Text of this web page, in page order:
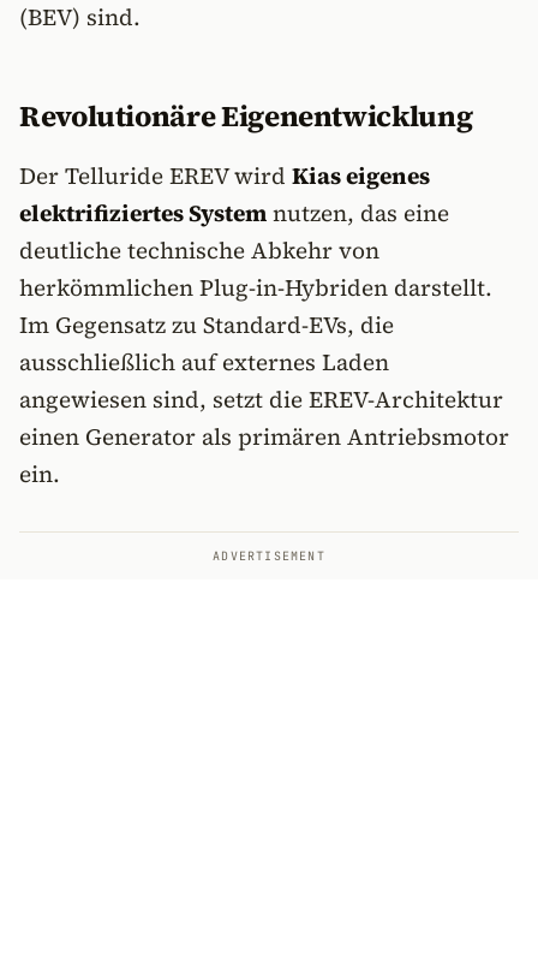
(BEV) sind.
Revolutionäre Eigenentwicklung
Der Telluride EREV wird Kias eigenes
elektrifiziertes Systemnutzen, das eine
deutliche technische Abkehr von
herkömmlichen Plug-in-Hybriden darstellt.
Im Gegensatz zu Standard-EVs, die
ausschließlich auf externes Laden
angewiesen sind, setzt die EREV-Architektur
einen Generator als primären Antriebsmotor
ein.
ADVERTISEMENT